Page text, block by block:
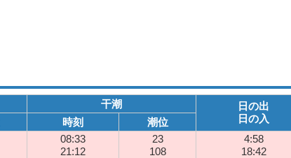
干潮
日の出
日の入
時刻 潮位
08:33
21:12
23
108
4:58
18:42